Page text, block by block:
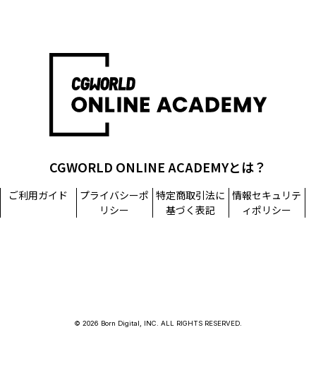
CGWORLD ONLINE ACADEMYとは？
ご利用ガイド
プライバシーポ
リシー
特定商取引法に
基づく表記
情報セキュリテ
ィポリシー
© 2026 Born Digital, INC. ALL RIGHTS RESERVED.